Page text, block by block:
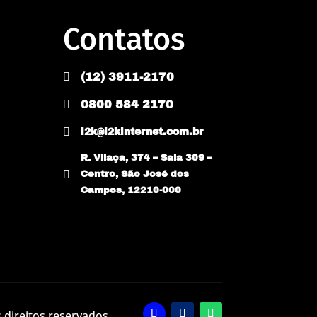
Contatos
 (12) 3911-2170
 0800 584 2170
 l2k@l2kinternet.com.br

R. Vilaça, 374 – Sala 309 –
Centro, São José dos
Campos, 12210-000